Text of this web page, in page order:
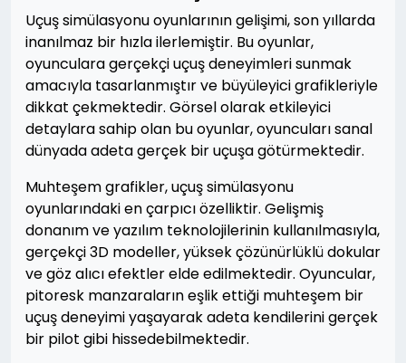
Uçuş simülasyonu oyunlarının gelişimi, son yıllarda
inanılmaz bir hızla ilerlemiştir. Bu oyunlar,
oyunculara gerçekçi uçuş deneyimleri sunmak
amacıyla tasarlanmıştır ve büyüleyici grafikleriyle
dikkat çekmektedir. Görsel olarak etkileyici
detaylara sahip olan bu oyunlar, oyuncuları sanal
dünyada adeta gerçek bir uçuşa götürmektedir.
Muhteşem grafikler, uçuş simülasyonu
oyunlarındaki en çarpıcı özelliktir. Gelişmiş
donanım ve yazılım teknolojilerinin kullanılmasıyla,
gerçekçi 3D modeller, yüksek çözünürlüklü dokular
ve göz alıcı efektler elde edilmektedir. Oyuncular,
pitoresk manzaraların eşlik ettiği muhteşem bir
uçuş deneyimi yaşayarak adeta kendilerini gerçek
bir pilot gibi hissedebilmektedir.